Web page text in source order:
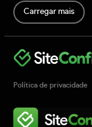
Carregar mais
Política de privacidade